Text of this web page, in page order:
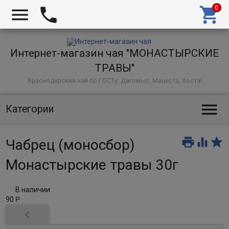
  
Интернет-магазин чая "МОНАСТЫРСКИЕ
ТРАВЫ"
Краснодарский чай по ГОСТу: Дагомыс, Мацеста, Хоста!
Категории 
  
Чабрец (моносбор)
Монастырские травы 30г
В наличии
90 Р
